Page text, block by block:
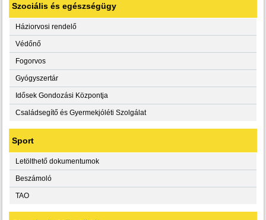
Szociális és egészségügy
Háziorvosi rendelő
Védőnő
Fogorvos
Gyógyszertár
Idősek Gondozási Központja
Családsegítő és Gyermekjóléti Szolgálat
Sport
Letölthető dokumentumok
Beszámoló
TAO